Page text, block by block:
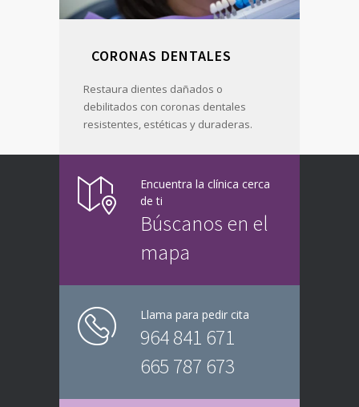
CORONAS DENTALES
Restaura dientes dañados o
debilitados con coronas dentales
resistentes, estéticas y duraderas.
Encuentra la clínica cerca
de ti
Búscanos en el
mapa
Llama para pedir cita
964 841 671
665 787 673